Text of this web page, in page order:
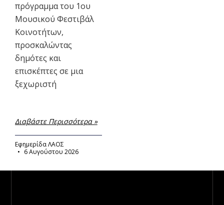
πρόγραμμα του 1ου
Μουσικού Φεστιβάλ
Κοινοτήτων,
προσκαλώντας
δημότες και
επισκέπτες σε μια
ξεχωριστή
Διαβάστε Περισσότερα »
Εφημερίδα ΛΑΟΣ
6 Αυγούστου 2026